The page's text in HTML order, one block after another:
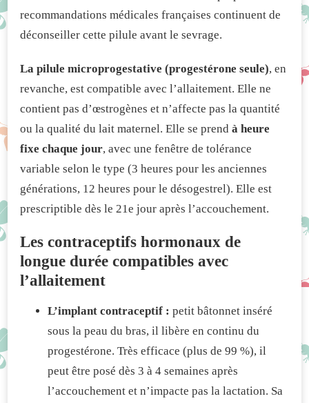
recommandations médicales françaises continuent de
déconseiller cette pilule avant le sevrage.
La pilule microprogestative (progestérone seule), en
revanche, est compatible avec l’allaitement. Elle ne
contient pas d’œstrogènes et n’affecte pas la quantité
ou la qualité du lait maternel. Elle se prend à heure
fixe chaque jour, avec une fenêtre de tolérance
variable selon le type (3 heures pour les anciennes
générations, 12 heures pour le désogestrel). Elle est
prescriptible dès le 21e jour après l’accouchement.
Les contraceptifs hormonaux de
longue durée compatibles avec
l’allaitement
L’implant contraceptif : petit bâtonnet inséré
sous la peau du bras, il libère en continu du
progestérone. Très efficace (plus de 99 %), il
peut être posé dès 3 à 4 semaines après
l’accouchement et n’impacte pas la lactation. Sa